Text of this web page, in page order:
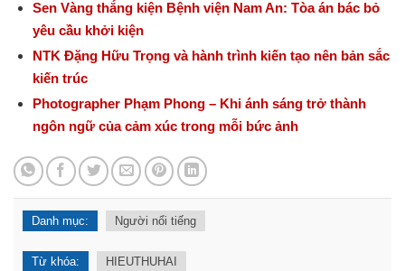
Sen Vàng thắng kiện Bệnh viện Nam An: Tòa án bác bỏ
yêu cầu khởi kiện
NTK Đặng Hữu Trọng và hành trình kiến tạo nên bản sắc
kiến trúc
Photographer Phạm Phong – Khi ánh sáng trở thành
ngôn ngữ của cảm xúc trong mỗi bức ảnh
Danh mục: Người nổi tiếng
Từ khóa: HIEUTHUHAI